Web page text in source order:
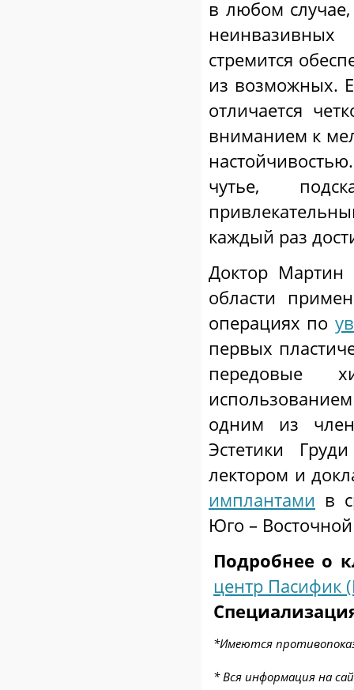
в любом
стремится
из возможных.
отличается
вниманием к
чутье,
каждый раз
Доктор Мартин
области
операциях по
первых
передовые
одним из
Эстетики
лектором и
имплантами в
Юго –
Подробнее о
центр Пасифик
*Имеются
* Вся информация на